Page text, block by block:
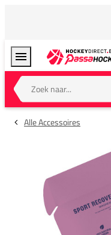
Zoek naar...
Alle Accessoires